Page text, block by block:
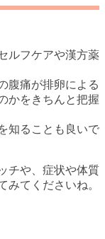
ルフケアや漢方薬
腹痛が排卵による
かをきちんと把握
知ることも良いで
チや、症状や体質
みてくださいね。